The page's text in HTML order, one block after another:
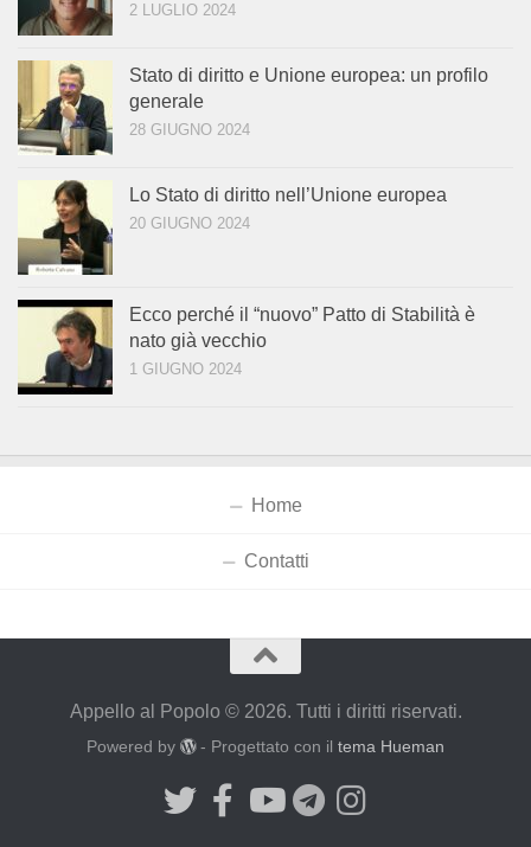
2 LUGLIO 2024
Stato di diritto e Unione europea: un profilo
generale
28 GIUGNO 2024
Lo Stato di diritto nell’Unione europea
20 GIUGNO 2024
Ecco perché il “nuovo” Patto di Stabilità è
nato già vecchio
1 GIUGNO 2024
Home
Contatti
Appello al Popolo © 2026. Tutti i diritti riservati.
Powered by - Progettato con iltema Hueman